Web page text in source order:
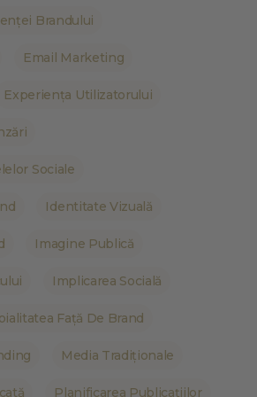
Brandului
Email Marketing
Experiența Utilizatorului
Sociale
Identitate Vizuală
Imagine Publică
Implicarea Socială
Față De Brand
Media Tradiționale
Planificarea Publicațiilor